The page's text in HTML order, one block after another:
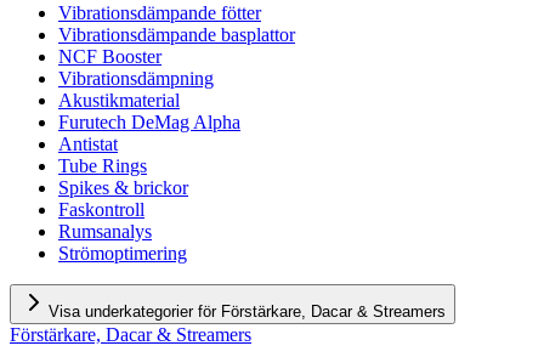
Vibrationsdämpande fötter
Vibrationsdämpande basplattor
NCF Booster
Vibrationsdämpning
Akustikmaterial
Furutech DeMag Alpha
Antistat
Tube Rings
Spikes & brickor
Faskontroll
Rumsanalys
Strömoptimering
Visa underkategorier för Förstärkare, Dacar & Streamers
Förstärkare, Dacar & Streamers